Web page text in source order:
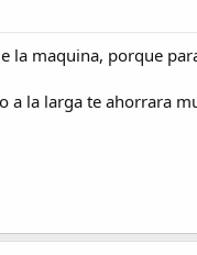
la maquina, porque
a la larga te ahorrara